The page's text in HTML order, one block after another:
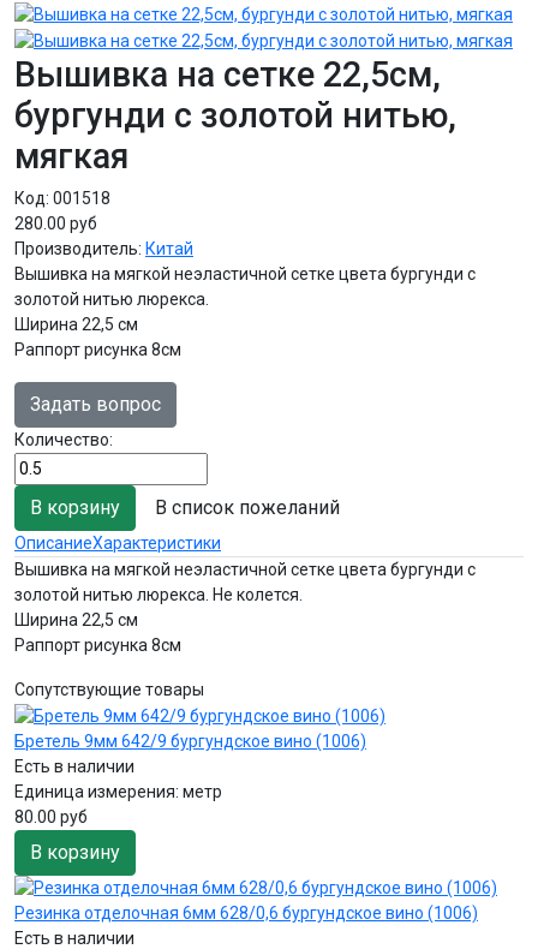
Вышивка на сетке 22,5см,
бургунди с золотой нитью,
мягкая
Код: 001518
280.00 руб
Производитель: Китай
Вышивка на мягкой неэластичной сетке цвета бургунди с
золотой нитью люрекса.
Ширина 22,5 см
Раппорт рисунка 8см
Задать вопрос
Количество:
В список пожеланий
ОписаниеХарактеристики
Вышивка на мягкой неэластичной сетке цвета бургунди с
золотой нитью люрекса. Не колется.
Ширина 22,5 см
Раппорт рисунка 8см
Сопутствующие товары
Бретель 9мм 642/9 бургундское вино (1006)
Есть в наличии
Единица измерения: метр
80.00 руб
В корзину
Резинка отделочная 6мм 628/0,6 бургундское вино (1006)
Есть в наличии